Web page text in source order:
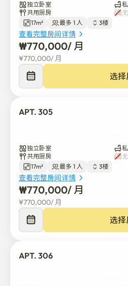
[介绍入室程序]
(1) 本宿舍进行非面对面入住。
(2) 必须携带身份证:共同出入后
人认证
(4) 出入后通过自助服务机→客
对讲机）
(6) 建筑物24小时运营无人管制
[生活与使用指南]
(1)  可在1楼外部分类回收场进行
⟶ 请分类排出一般/回收/食物垃
(2) 注意噪音:为了其他入住者，
⟶ 特别是晚上10点以后，请保
※ 如有其他咨询事项，请联系
※所有配套设施24小时可用。（
独立卧室
共用厨房
17m²
最多 1 人 3楼
查看完整房间详情
₩770,000/ 月
¥770,000/ 月
选择
APT. 305
独立卧室
共用厨房
17m²
最多 1 人 3楼
查看完整房间详情
₩770,000/ 月
¥770,000/ 月
选择
APT. 306